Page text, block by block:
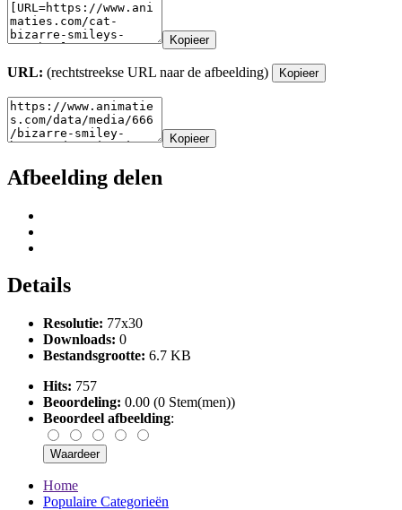
Kopieer
URL: (rechtstreekse URL naar de afbeelding) Kopieer
Kopieer
Afbeelding delen
Details
Resolutie: 77x30
Downloads: 0
Bestandsgrootte: 6.7 KB
Hits: 757
Beoordeling: 0.00 (0 Stem(men))
Beoordeel afbeelding:
Home
Populaire Categorieën